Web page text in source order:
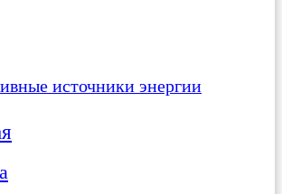
источники энергии